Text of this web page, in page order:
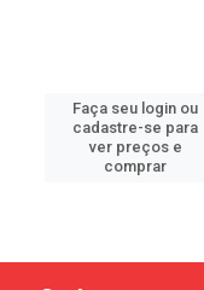
Faça seu login ou
cadastre-se para
ver preços e
comprar